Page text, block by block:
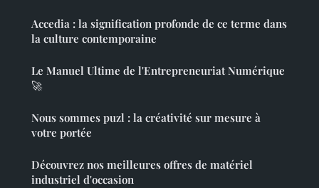
Accedia : la signification profonde de ce terme dans
la culture contemporaine
Le Manuel Ultime de l'Entrepreneuriat Numérique
🚀
Nous sommes puzl : la créativité sur mesure à
votre portée
Découvrez nos meilleures offres de matériel
industriel d'occasion